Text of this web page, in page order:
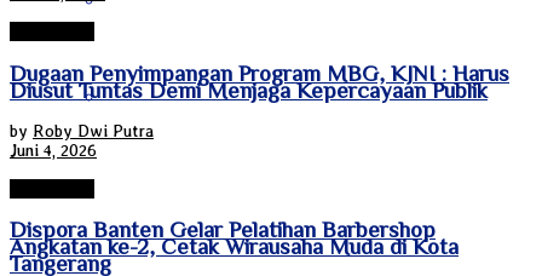
Kalimantan Selatan
Dugaan Penyimpangan Program MBG, KJNI : Harus
Diusut Tuntas Demi Menjaga Kepercayaan Publik
by Roby Dwi Putra
Juni 4, 2026
Dispora Banten Gelar Pelatihan Barbershop
Angkatan ke-2, Cetak Wirausaha Muda di Kota
Tangerang